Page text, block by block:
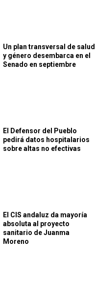
Un plan transversal de salud
y género desembarca en el
Senado en septiembre
El Defensor del Pueblo
pedirá datos hospitalarios
sobre altas no efectivas
El CIS andaluz da mayoría
absoluta al proyecto
sanitario de Juanma
Moreno